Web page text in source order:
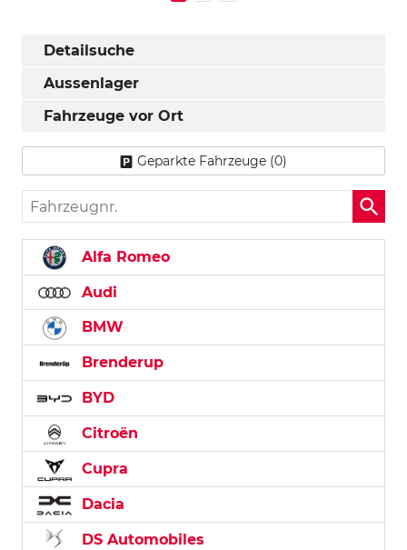
Detailsuche
Aussenlager
Fahrzeuge vor Ort
Geparkte Fahrzeuge (0)
Fahrzeugnr.
Alfa Romeo
Audi
BMW
Brenderup
BYD
Citroën
Cupra
Dacia
DS Automobiles